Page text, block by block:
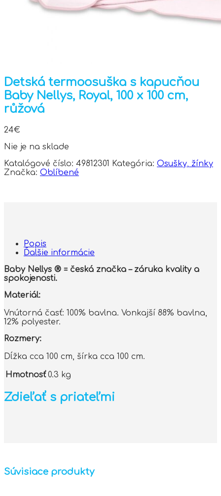
Detská termoosuška s kapucňou
Baby Nellys, Royal, 100 x 100 cm,
růžová
24€
Nie je na sklade
Katalógové číslo: 49812301 Kategória: Osušky, žínky
Značka: Oblíbené
Popis
Ďalšie informácie
Baby Nellys ® = česká značka – záruka kvality a
spokojenosti.
Materiál:
Vnútorná časť: 100% bavlna. Vonkajší 88% bavlna,
12% polyester.
Rozmery:
Dĺžka cca 100 cm, šírka cca 100 cm.
Hmotnosť 0.3 kg
Zdieľať s priateľmi
Súvisiace produkty